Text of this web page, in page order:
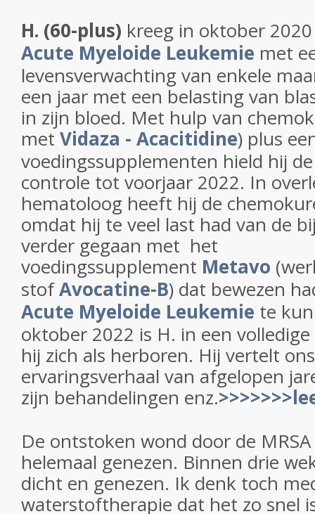
H. (60-plus) kreeg in oktober
Acute Myeloide Leukemie met
levensverwachting van enkele
een jaar met een belasting van
in zijn bloed. Met hulp van
met Vidaza - Acacitidine) plus
voedingssupplementen hield hij
controle tot voorjaar 2022. In
hematoloog heeft hij de
omdat hij te veel last had van de
verder gegaan met het
voedingssupplement Metavo
stofAvocatine-B) dat bewezen
Acute Myeloide Leukemie te
oktober 2022 is H. in een
hij zich als herboren. Hij vertelt
ervaringsverhaal van afgelopen
zijn behandelingen enz.
De ontstoken wond door de
helemaal genezen. Binnen drie
dicht en genezen. Ik denk toch
waterstoftherapie dat het zo snel